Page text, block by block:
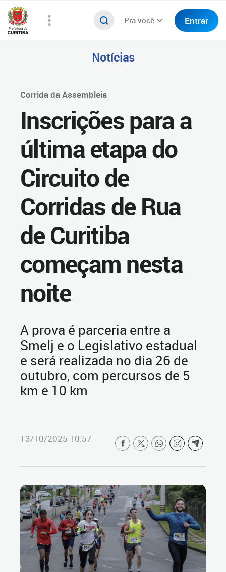
Pra você Entrar
Notícias
Corrida da Assembleia
Inscrições para a
última etapa do
Circuito de
Corridas de Rua
de Curitiba
começam nesta
noite
A prova é parceria entre a
Smelj e o Legislativo estadual
e será realizada no dia 26 de
outubro, com percursos de 5
km e 10 km
13/10/2025 10:57